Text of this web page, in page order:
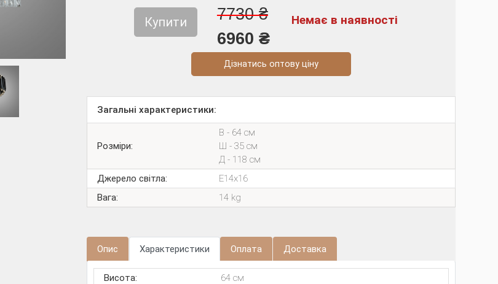
Купити
7730 ₴
6960 ₴
Немає в наявності
Дізнатись оптову ціну
Загальні характеристики:
Розміри:
В - 64 см
Ш - 35 см
Д - 118 см
Джерело світла:
E14х16
Вага:
14 kg
Опис Характеристики Оплата Доставка
Висота:
64 см